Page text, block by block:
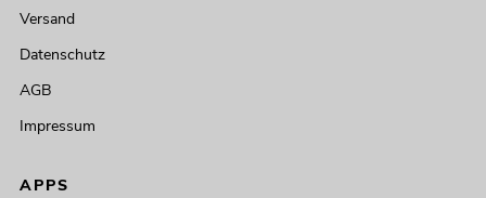
Versand
Datenschutz
AGB
Impressum
APPS